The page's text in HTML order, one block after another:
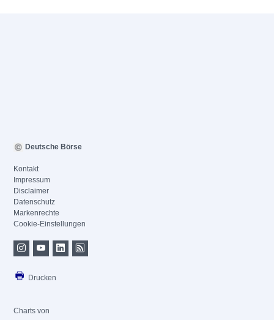
Deutsche Börse
Kontakt
Impressum
Disclaimer
Datenschutz
Markenrechte
Cookie-Einstellungen
Drucken
Charts von